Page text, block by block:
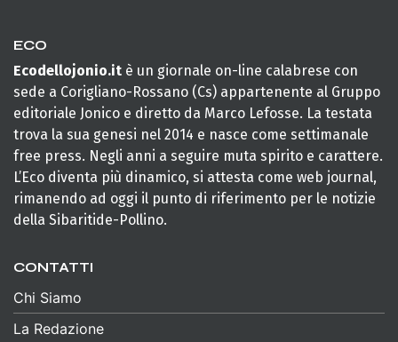
ECO
Ecodellojonio.it è un giornale on-line calabrese con
sede a Corigliano-Rossano (Cs) appartenente al Gruppo
editoriale Jonico e diretto da Marco Lefosse. La testata
trova la sua genesi nel 2014 e nasce come settimanale
free press. Negli anni a seguire muta spirito e carattere.
L’Eco diventa più dinamico, si attesta come web journal,
rimanendo ad oggi il punto di riferimento per le notizie
della Sibaritide-Pollino.
CONTATTI
Chi Siamo
La Redazione